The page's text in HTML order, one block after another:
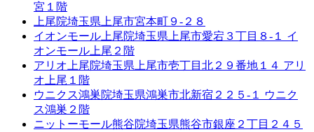
宮１階
上尾院埼玉県上尾市宮本町９-２８
イオンモール上尾院埼玉県上尾市愛宕３丁目８-１ イ
オンモール上尾２階
アリオ上尾院埼玉県上尾市壱丁目北２９番地１４ アリ
オ上尾１階
ウニクス鴻巣院埼玉県鴻巣市北新宿２２５-１ ウニク
ス鴻巣２階
ニットーモール熊谷院埼玉県熊谷市銀座２丁目２４５